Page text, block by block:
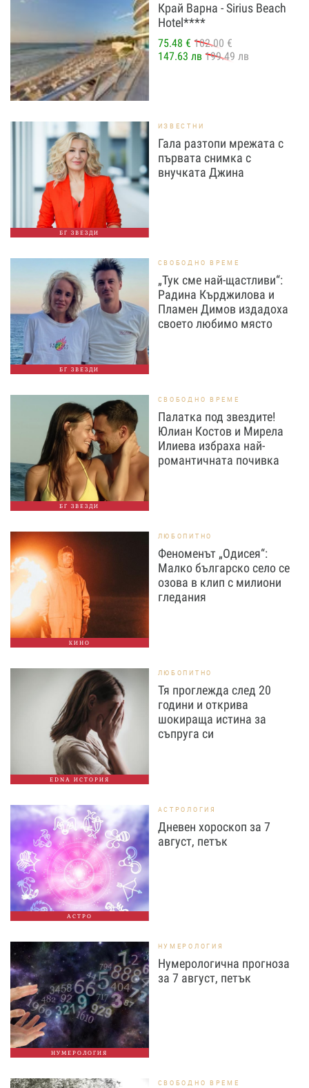
Край Варна - Sirius Beach
Hotel****
75.48 € 102.00 €
147.63 лв 199.49 лв
БГ ЗВЕЗДИ
ИЗВЕСТНИ
Гала разтопи мрежата с
първата снимка с
внучката Джина
БГ ЗВЕЗДИ
СВОБОДНО ВРЕМЕ
„Тук сме най-щастливи“:
Радина Кърджилова и
Пламен Димов издадоха
своето любимо място
БГ ЗВЕЗДИ
СВОБОДНО ВРЕМЕ
Палатка под звездите!
Юлиан Костов и Мирела
Илиева избраха най-
романтичната почивка
КИНО
ЛЮБОПИТНО
Феноменът „Одисея“:
Малко българско село се
озова в клип с милиони
гледания
EDNA ИСТОРИЯ
ЛЮБОПИТНО
Тя проглежда след 20
години и открива
шокираща истина за
съпруга си
АСТРО
АСТРОЛОГИЯ
Дневен хороскоп за 7
август, петък
НУМЕРОЛОГИЯ
НУМЕРОЛОГИЯ
Нумерологична прогноза
за 7 август, петък
СВОБОДНО ВРЕМЕ